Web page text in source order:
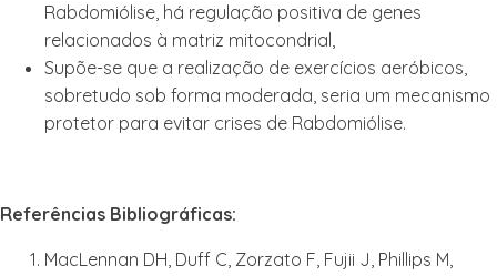
Rabdomiólise, há regulação positiva de genes
relacionados à matriz mitocondrial,
Supõe-se que a realização de exercícios aeróbicos,
sobretudo sob forma moderada, seria um mecanismo
protetor para evitar crises de Rabdomiólise.
Referências Bibliográficas:
MacLennan DH, Duff C, Zorzato F, Fujii J, Phillips M,